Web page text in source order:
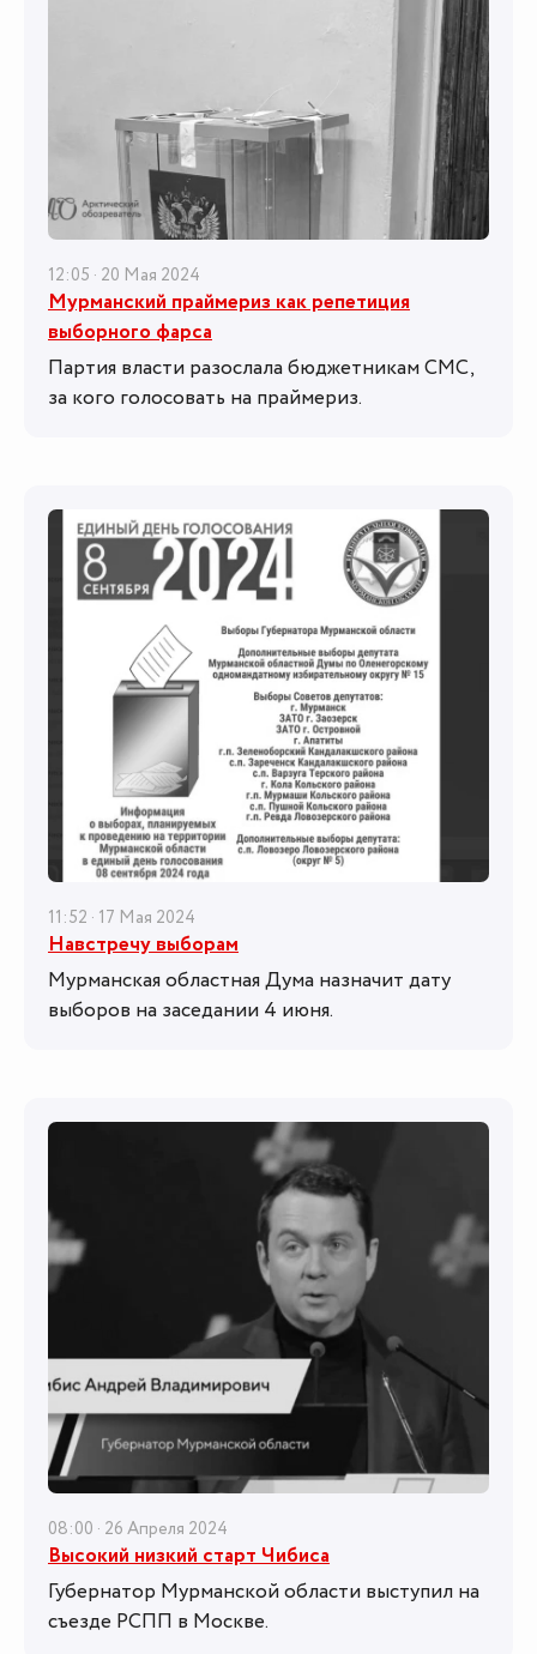
12:05 · 20 Мая 2024
Мурманский праймериз как репетиция
выборного фарса
Партия власти разослала бюджетникам СМС,
за кого голосовать на праймериз.
11:52 · 17 Мая 2024
Навстречу выборам
Мурманская областная Дума назначит дату
выборов на заседании 4 июня.
08:00 · 26 Апреля 2024
Высокий низкий старт Чибиса
Губернатор Мурманской области выступил на
съезде РСПП в Москве.